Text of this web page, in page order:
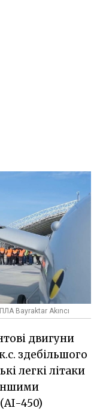
Bayraktar Akıncı
двигуни
здебільшого
легкі літаки
450)